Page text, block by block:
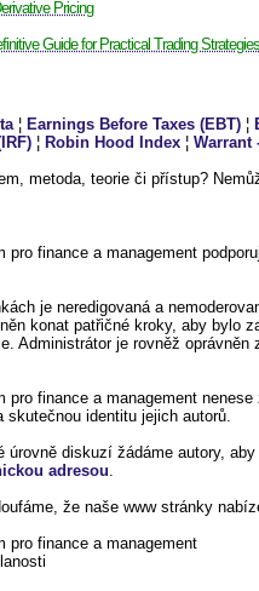
Pricing
Guide for Practical Trading Strategies
¦ Earnings Before Taxes (EBT)¦
¦ Robin Hood Index ¦
metoda, teorie či přístup?
pro finance a management
je neredigovaná a
konat patřičné kroky, aby bylo
Administrátor je rovněž
pro finance a management
identitu jejich autorů.
úrovně diskuzí žádáme autory,
adresou
že naše www stránky
pro finance a management